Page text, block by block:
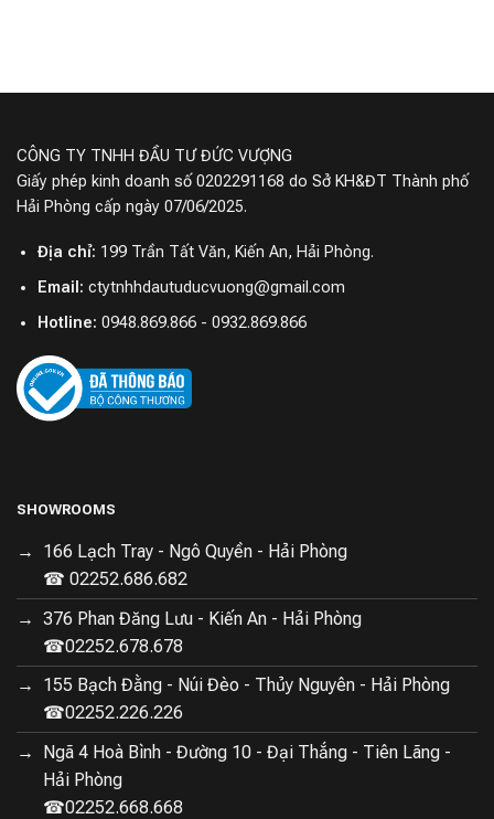
CÔNG TY TNHH ĐẦU TƯ ĐỨC VƯỢNG
Giấy phép kinh doanh số 0202291168 do Sở KH&ĐT Thành phố
Hải Phòng cấp ngày 07/06/2025.
Địa chỉ: 199 Trần Tất Văn, Kiến An, Hải Phòng.
Email: ctytnhhdautuducvuong@gmail.com
Hotline: 0948.869.866 - 0932.869.866
SHOWROOMS
166 Lạch Tray - Ngô Quyền - Hải Phòng
☎ 02252.686.682
376 Phan Đăng Lưu - Kiến An - Hải Phòng
☎02252.678.678
155 Bạch Đằng - Núi Đèo - Thủy Nguyên - Hải Phòng
☎02252.226.226
Ngã 4 Hoà Bình - Đường 10 - Đại Thắng - Tiên Lãng -
Hải Phòng
☎02252.668.668